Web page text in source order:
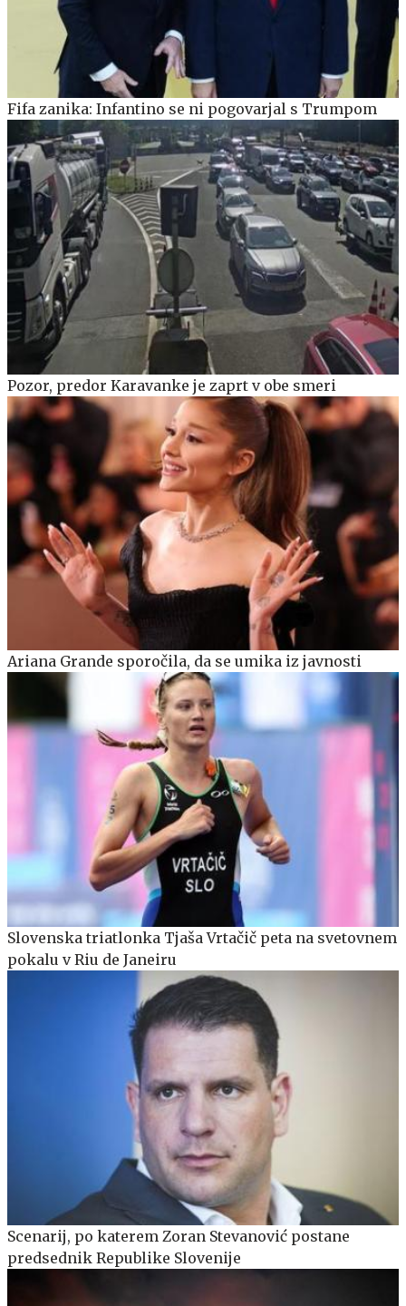
Fifa zanika: Infantino se ni pogovarjal s Trumpom
Pozor, predor Karavanke je zaprt v obe smeri
Ariana Grande sporočila, da se umika iz javnosti
Slovenska triatlonka Tjaša Vrtačič peta na svetovnem
pokalu v Riu de Janeiru
Scenarij, po katerem Zoran Stevanović postane
predsednik Republike Slovenije